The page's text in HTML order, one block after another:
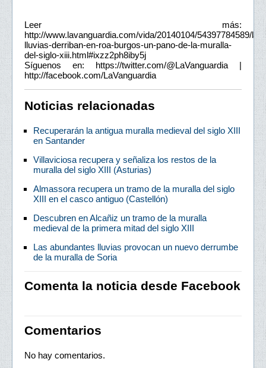
Leer más:
http://www.lavanguardia.com/vida/20140104/54397784589/las-
lluvias-derriban-en-roa-burgos-un-pano-de-la-muralla-
del-siglo-xiii.html#ixzz2ph8iby5j
Síguenos en: https://twitter.com/@LaVanguardia |
http://facebook.com/LaVanguardia
Noticias relacionadas
Recuperarán la antigua muralla medieval del siglo XIII
en Santander
Villaviciosa recupera y señaliza los restos de la
muralla del siglo XIII (Asturias)
Almassora recupera un tramo de la muralla del siglo
XIII en el casco antiguo (Castellón)
Descubren en Alcañiz un tramo de la muralla
medieval de la primera mitad del siglo XIII
Las abundantes lluvias provocan un nuevo derrumbe
de la muralla de Soria
Comenta la noticia desde Facebook
Comentarios
No hay comentarios.